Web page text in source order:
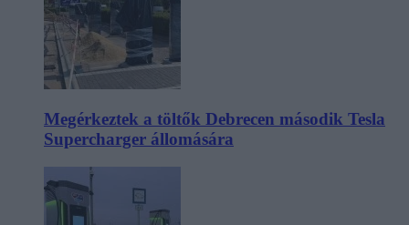
Megérkeztek a töltők Debrecen második Tesla
Supercharger állomására